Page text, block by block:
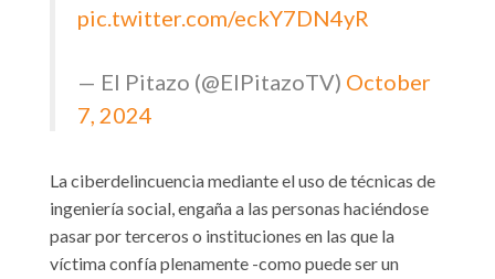
pic.twitter.com/eckY7DN4yR
— El Pitazo (@ElPitazoTV) October
7, 2024
La ciberdelincuencia mediante el uso de técnicas de
ingeniería social, engaña a las personas haciéndose
pasar por terceros o instituciones en las que la
víctima confía plenamente -como puede ser un